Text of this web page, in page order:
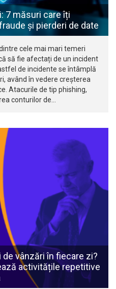
7 măsuri care îți
și pierderi de date
cele mai mari temeri
să fie afectați de un incident
de incidente se întâmplă
având în vedere creșterea
Atacurile de tip phishing,
conturilor de…
vânzări în fiecare zi?
activitățile repetitive